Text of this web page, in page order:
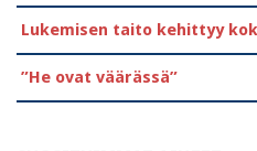
Lukemisen taito kehittyy
”He ovat väärässä”